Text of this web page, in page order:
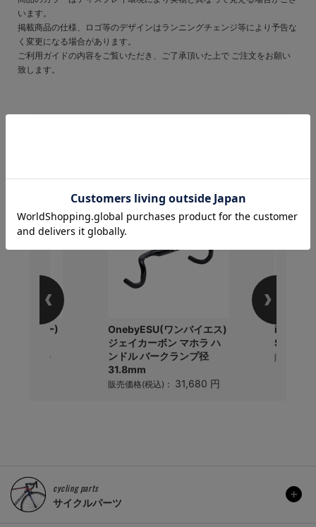
います。
掲載商品の仕様、ロゴ等のデザインはランニングチェンジ等により予告な
く変更になる場合があります。
ご利用ガイドの内容をご覧いただき、ご了承頂いた上で ご注文をお願い
致します。
ます
レーサー)
28C)
OnebyESU(ワンバイエス)
ジェイカーボン マホラ ハ
ンドル バークランプ径
31.8mm
販売価格(税込)： 31,680 円
SPD70
販売価格(
cycling parts
サイクルパーツ